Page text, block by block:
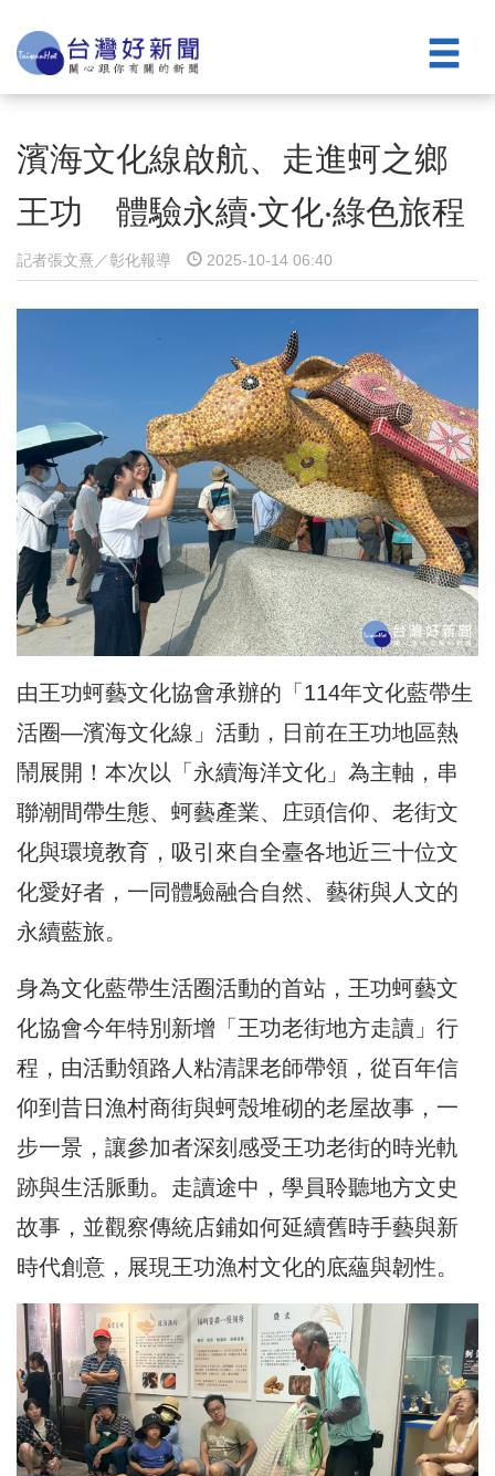
濱海文化線啟航、走進蚵之鄉
王功 體驗永續‧文化‧綠色旅程
記者張文熹／彰化報導 2025-10-14 06:40
由王功蚵藝文化協會承辦的「114年文化藍帶生
活圈—濱海文化線」活動，日前在王功地區熱
鬧展開！本次以「永續海洋文化」為主軸，串
聯潮間帶生態、蚵藝產業、庄頭信仰、老街文
化與環境教育，吸引來自全臺各地近三十位文
化愛好者，一同體驗融合自然、藝術與人文的
永續藍旅。
身為文化藍帶生活圈活動的首站，王功蚵藝文
化協會今年特別新增「王功老街地方走讀」行
程，由活動領路人粘清課老師帶領，從百年信
仰到昔日漁村商街與蚵殼堆砌的老屋故事，一
步一景，讓參加者深刻感受王功老街的時光軌
跡與生活脈動。走讀途中，學員聆聽地方文史
故事，並觀察傳統店鋪如何延續舊時手藝與新
時代創意，展現王功漁村文化的底蘊與韌性。